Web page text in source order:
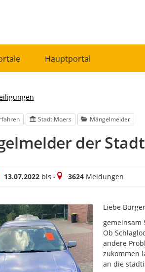
Hauptportal
Stadt Moers Mängelmelder
der
13.07.2022bis -Meldungen
3624Meldungen
Liebe
gemeinsam
Ob
andere
zukommen
an die